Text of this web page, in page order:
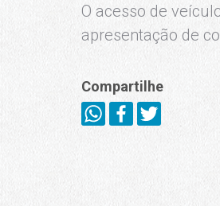
O acesso de
apresentação de
Compartilhe